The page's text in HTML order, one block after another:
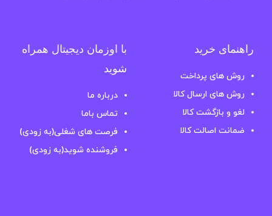
راهنمای خرید
روش های پرداخت
روش های ارسال کالا
لغو و بازگشت کالا
ضمانت اصالت کالا
با اوزمان دیجیتال همراه
شوید
درباره ما
تماس باما
فرصت های شغلی(به زودی)
فروشنده شوید(به زودی)